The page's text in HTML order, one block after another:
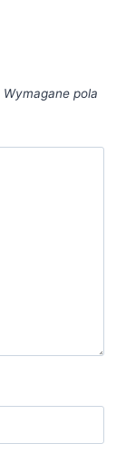
Wymagane pola